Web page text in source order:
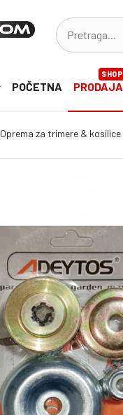
POČETNA PRODAJA
SHOP
Oprema za trimere & kosilice